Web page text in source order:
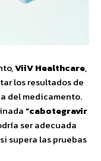
ViiV Healthcare,
los resultados de
del medicamento.
“cabotegravir
ser adecuada
supera las pruebas